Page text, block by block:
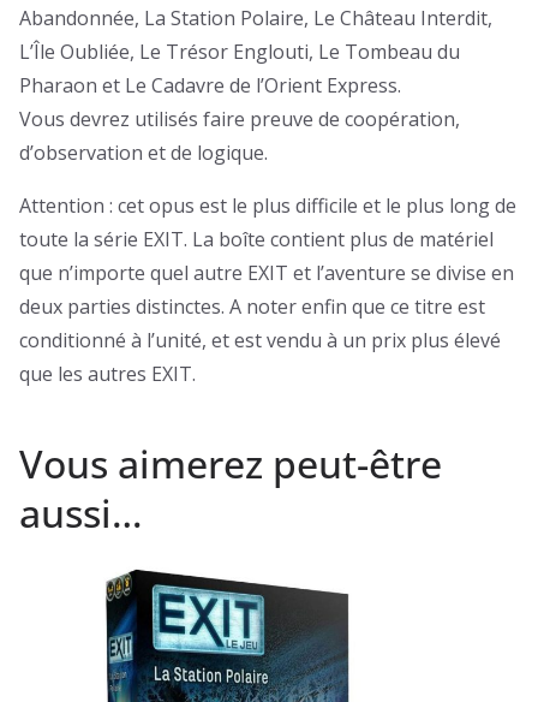
Abandonnée, La Station Polaire, Le Château Interdit,
L’Île Oubliée, Le Trésor Englouti, Le Tombeau du
Pharaon et Le Cadavre de l’Orient Express.
Vous devrez utilisés faire preuve de coopération,
d’observation et de logique.
Attention : cet opus est le plus difficile et le plus long de
toute la série EXIT. La boîte contient plus de matériel
que n’importe quel autre EXIT et l’aventure se divise en
deux parties distinctes. A noter enfin que ce titre est
conditionné à l’unité, et est vendu à un prix plus élevé
que les autres EXIT.
Vous aimerez peut-être
aussi…